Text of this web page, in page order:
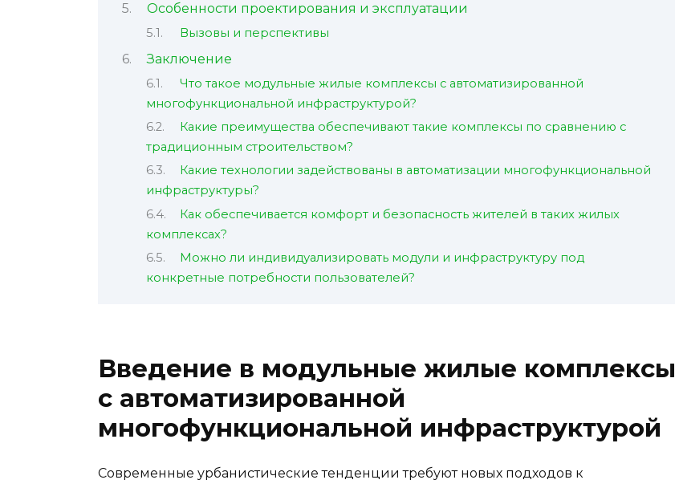
Особенности проектирования и эксплуатации
Вызовы и перспективы
Заключение
Что такое модульные жилые комплексы с автоматизированной
многофункциональной инфраструктурой?
Какие преимущества обеспечивают такие комплексы по сравнению с
традиционным строительством?
Какие технологии задействованы в автоматизации многофункциональной
инфраструктуры?
Как обеспечивается комфорт и безопасность жителей в таких жилых
комплексах?
Можно ли индивидуализировать модули и инфраструктуру под
конкретные потребности пользователей?
Введение в модульные жилые комплексы
с автоматизированной
многофункциональной инфраструктурой
Современные урбанистические тенденции требуют новых подходов к